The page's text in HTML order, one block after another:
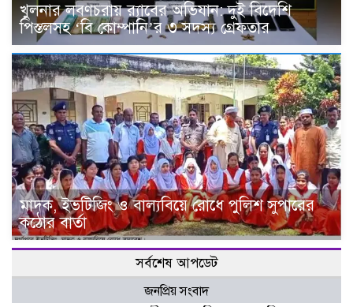
খুলনার লবণচরায় র‍্যাবের অভিযান: দুই বিদেশি
পিস্তলসহ ‘বি কোম্পানি’র ৩ সদস্য গ্রেফতার
মাদক, ইভটিজিং ও বাল্যবিয়ে রোধে পুলিশ সুপারের
কঠোর বার্তা
সর্বশেষ আপডেট
জনপ্রিয় সংবাদ